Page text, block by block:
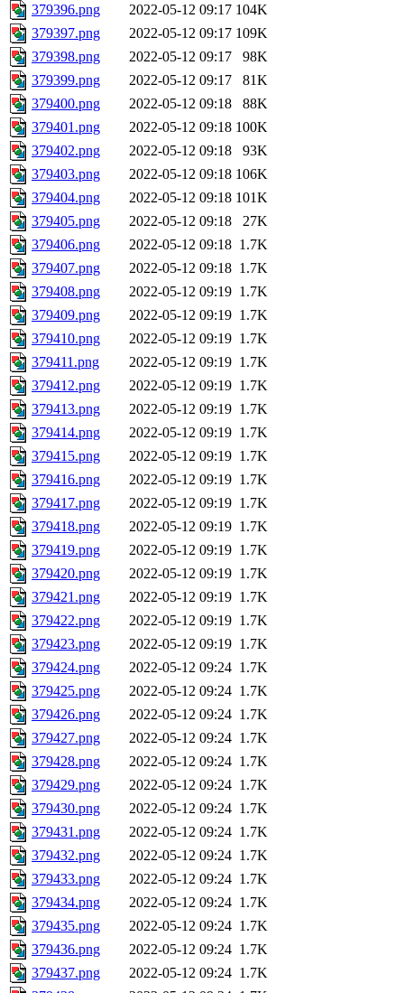
379396.png
2022-05-12 09:17 104K
379397.png
2022-05-12 09:17 109K
379398.png
2022-05-12 09:17
98K
379399.png
2022-05-12 09:17
81K
379400.png
2022-05-12 09:18
88K
379401.png
2022-05-12 09:18 100K
379402.png
2022-05-12 09:18
93K
379403.png
2022-05-12 09:18 106K
379404.png
2022-05-12 09:18 101K
379405.png
2022-05-12 09:18
27K
379406.png
2022-05-12 09:18 1.7K
379407.png
2022-05-12 09:18 1.7K
379408.png
2022-05-12 09:19 1.7K
379409.png
2022-05-12 09:19 1.7K
379410.png
2022-05-12 09:19 1.7K
379411.png
2022-05-12 09:19 1.7K
379412.png
2022-05-12 09:19 1.7K
379413.png
2022-05-12 09:19 1.7K
379414.png
2022-05-12 09:19 1.7K
379415.png
2022-05-12 09:19 1.7K
379416.png
2022-05-12 09:19 1.7K
379417.png
2022-05-12 09:19 1.7K
379418.png
2022-05-12 09:19 1.7K
379419.png
2022-05-12 09:19 1.7K
379420.png
2022-05-12 09:19 1.7K
379421.png
2022-05-12 09:19 1.7K
379422.png
2022-05-12 09:19 1.7K
379423.png
2022-05-12 09:19 1.7K
379424.png
2022-05-12 09:24 1.7K
379425.png
2022-05-12 09:24 1.7K
379426.png
2022-05-12 09:24 1.7K
379427.png
2022-05-12 09:24 1.7K
379428.png
2022-05-12 09:24 1.7K
379429.png
2022-05-12 09:24 1.7K
379430.png
2022-05-12 09:24 1.7K
379431.png
2022-05-12 09:24 1.7K
379432.png
2022-05-12 09:24 1.7K
379433.png
2022-05-12 09:24 1.7K
379434.png
2022-05-12 09:24 1.7K
379435.png
2022-05-12 09:24 1.7K
379436.png
2022-05-12 09:24 1.7K
379437.png
2022-05-12 09:24 1.7K